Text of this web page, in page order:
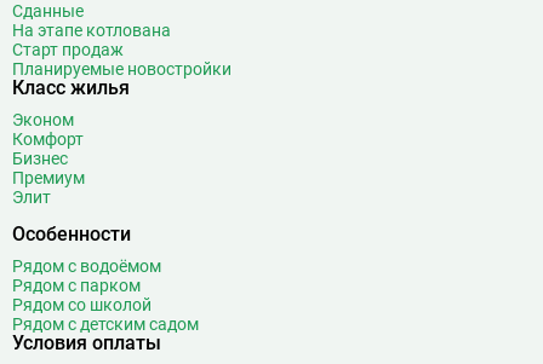
Сданные
На этапе котлована
Старт продаж
Планируемые новостройки
Класс жилья
Эконом
Комфорт
Бизнес
Премиум
Элит
Особенности
Рядом с водоёмом
Рядом с парком
Рядом со школой
Рядом с детским садом
Условия оплаты